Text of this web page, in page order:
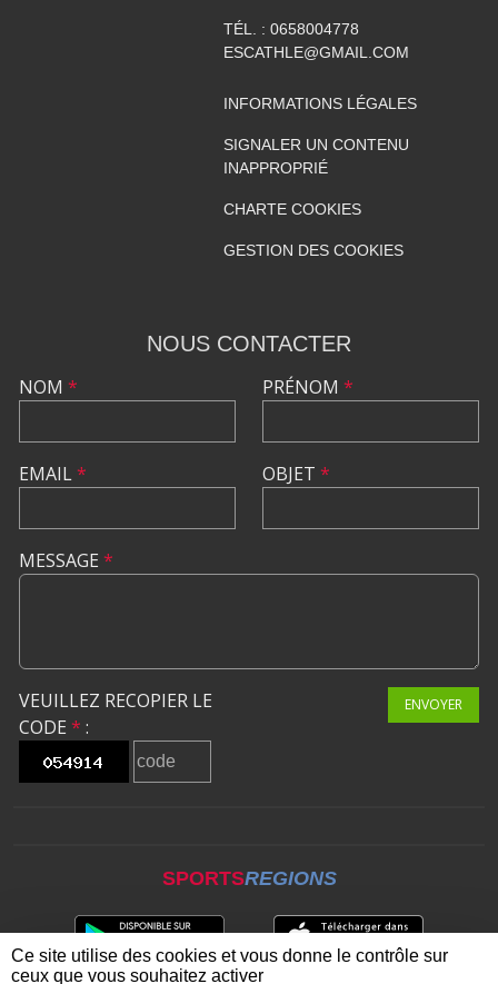
TÉL. : 0658004778
ESCATHLE@GMAIL.COM
INFORMATIONS LÉGALES
SIGNALER UN CONTENU
INAPPROPRIÉ
CHARTE COOKIES
GESTION DES COOKIES
NOUS CONTACTER
NOM *
EMAIL*
PRÉNOM *
OBJET *
MESSAGE *
VEUILLEZ RECOPIER LE
CODE * :
ENVOYER
SPORTSREGIONS
Ce site utilise des cookies et vous donne le contrôle sur
ceux que vous souhaitez activer